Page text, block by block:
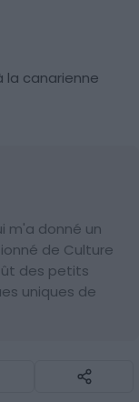
la canarienne
m'a donné un
de Culture
des petits
uniques de